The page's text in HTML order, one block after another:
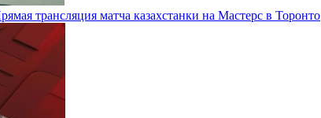
трансляция матча казахстанки на Мастерс в Торонто